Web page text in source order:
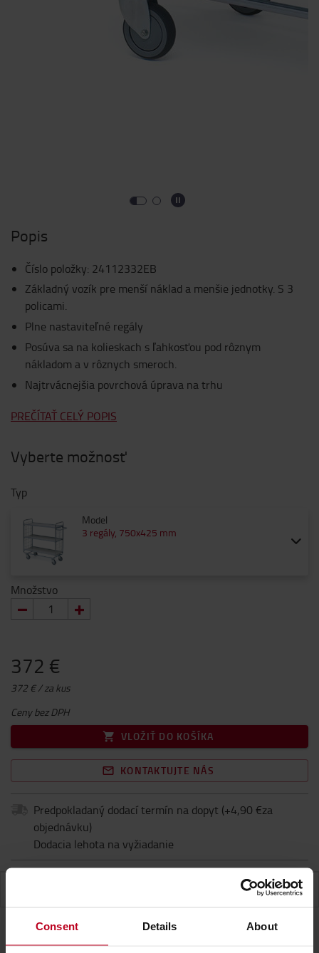
Consent Details About
Popis
Číslo položky: 24112332EB
Základný vozík pre menší náklad a menšie jednotky. S 3
policami.
Plne nastaviteľné regály
Posúva sa na kolieskach s ľahkosťou pod rôznym
nákladom a v rôznych smeroch.
Najtrvácnejšia povrchová úprava na trhu
PREČÍTAŤ CELÝ POPIS
Vyberte možnosť
Typ
Model
3 regály, 750x425 mm
Množstvo
372 €
372 € / za kus
Ceny bez DPH
VLOŽIŤ DO KOŠÍKA
KONTAKTUJTE NÁS
Predpokladaný dodací termín na dopyt (+4,90 €za
objednávku)
Dodacia lehota na vyžiadanie